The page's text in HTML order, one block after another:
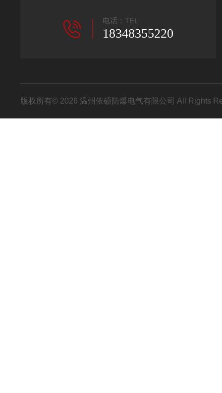
电话：TEL
18348355220
版权所有© 2026 温州依硕防爆电气有限公司 All Rights